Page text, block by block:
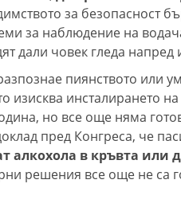
за безопасност
за наблюдение на
дали човек гледа напред
пиянството или
инсталирането на
но все още няма
пред Конгреса, че
алкохола в кръвта или
решения все още не са